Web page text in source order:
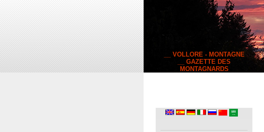
__ VOLLORE - MONTAGNE
__ GAZETTE DES
MONTAGNARDS